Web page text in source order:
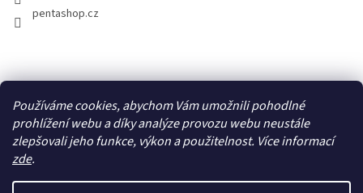
Používáme cookies, abychom Vám umožnili pohodlné
prohlížení webu a díky analýze provozu webu neustále
zlepšovali jeho funkce, výkon a použitelnost. Více informací
zde.
pentashop.cz